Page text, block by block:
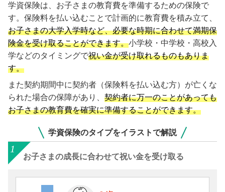
学資保険は、お子さまの教育費を準備するための保険で
す。保険料を払い込むことで計画的に教育費を積み立て、
お子さまの大学入学時など、必要な時期に合わせて満期保
険金を受け取ることができます。小学校・中学校・高校入
学などのタイミングで祝い金が受け取れるものもありま
す。
また契約期間中に契約者（保険料を払い込む方）が亡くな
られた場合の保障があり、 契約者に万一のことがあっても
お子さまの教育費を確実に準備することができます。
学資保険のタイプをイラストで解説
お子さまの成長に合わせて祝い金を受け取る